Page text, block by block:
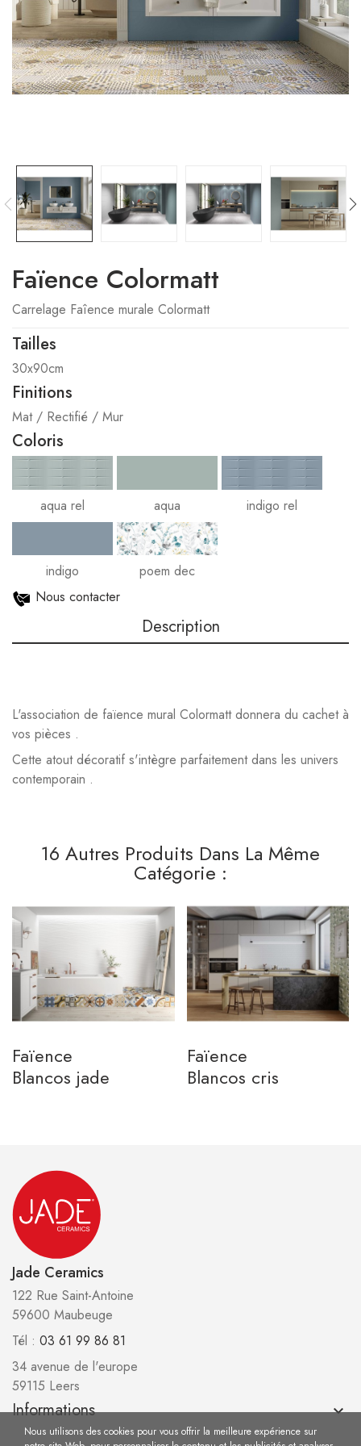
Faïence Colormatt
Carrelage Faîence murale Colormatt
Tailles
30x90cm
Finitions
Mat / Rectifié / Mur
Coloris
aqua rel aqua indigo rel
indigo
poem dec
Nous contacter
Description
L'association de faïence mural Colormatt donnera du cachet à
vos pièces .
Cette atout décoratif s'intègre parfaitement dans les univers
contemporain .
16 Autres Produits Dans La Même
Catégorie :
Faïence
Blancos jade
Faïence
Blancos cris
Jade Ceramics
122 Rue Saint-Antoine
59600 Maubeuge
Tél : 03 61 99 86 81
34 avenue de l'europe
59115 Leers
Informations keyboard_arrow_down
Nous utilisons des cookies pour vous offrir la meilleure expérience sur